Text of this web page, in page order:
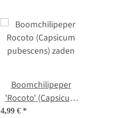
Boomchilipeper
'Rocoto' (Capsicum
pubescens) zaden
4,99 € *